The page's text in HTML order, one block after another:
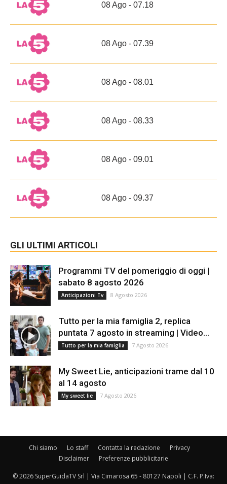
08 Ago - 07.18
08 Ago - 07.39
08 Ago - 08.01
08 Ago - 08.33
08 Ago - 09.01
08 Ago - 09.37
GLI ULTIMI ARTICOLI
Programmi TV del pomeriggio di oggi |
sabato 8 agosto 2026
Anticipazioni Tv 8 Agosto 2026
Tutto per la mia famiglia 2, replica
puntata 7 agosto in streaming | Video...
Tutto per la mia famiglia 7 Agosto 2026
My Sweet Lie, anticipazioni trame dal 10
al 14 agosto
My sweet lie 7 Agosto 2026
Chi siamo Lo staff Contatta la redazione
Privacy
Disclaimer
Preferenze pubblicitarie
© 2026 SuperGuidaTV Srl | Via Cimarosa 65 - 80127 Napoli | C.F. P.Iva: